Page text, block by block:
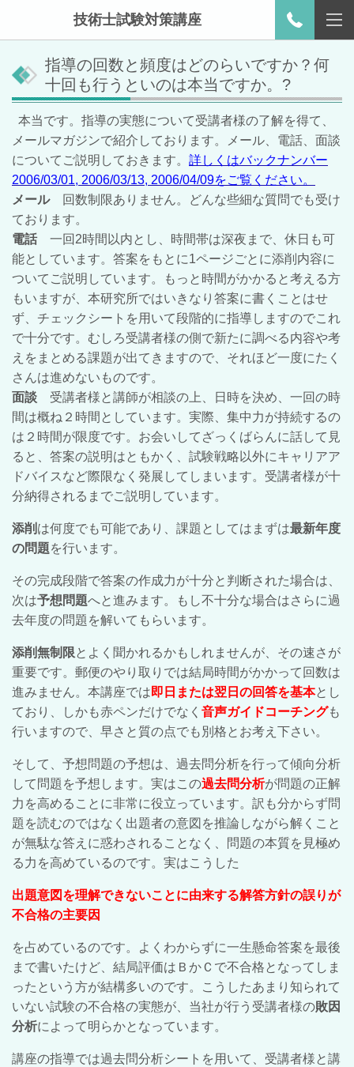
技術士試験対策講座
指導の回数と頻度はどのらいですか？何
十回も行うといのは本当ですか。?
本当です。指導の実態について受講者様の了解を得て、
メールマガジンで紹介しております。メール、電話、面談
についてご説明しておきます。 詳しくはバックナンバー
2006/03/01, 2006/03/13, 2006/04/09をご覧ください。
メール回数制限ありません。どんな些細な質問でも受け
ております。
電話一回2時間以内とし、時間帯は深夜まで、休日も可
能としています。答案をもとに1ページごとに添削内容に
ついてご説明しています。もっと時間がかかると考える方
もいますが、本研究所ではいきなり答案に書くことはせ
ず、チェックシートを用いて段階的に指導しますのでこれ
で十分です。むしろ受講者様の側で新たに調べる内容や考
えをまとめる課題が出てきますので、それほど一度にたく
さんは進めないものです。
面談 受講者様と講師が相談の上、日時を決め、一回の時
間は概ね２時間としています。実際、集中力が持続するの
は２時間が限度です。お会いしてざっくばらんに話して見
ると、答案の説明はともかく、試験戦略以外にキャリアア
ドバイスなど際限なく発展してしまいます。受講者様が十
分納得されるまでご説明しています。
添削 は何度でも可能であり、 課題としてはまずは最新年度
の問題を行います。
その完成段階で答案の作成力が十分と判断された場合は、
次は予想問題へと進みます。もし不十分な場合はさらに過
去年度の問題を解いてもらいます。
添削無制限とよく聞かれるかもしれませんが、その速さが
重要です。郵便のやり取りでは結局時間がかかって回数は
進みません。本講座では即日または翌日の回答を基本とし
ており、しかも赤ペンだけでなく 音声ガイドコーチングも
行いますので、早さと質の点でも別格とお考え下さい。
そして、予想問題の予想は、過去問分析を行って傾向分析
して問題を予想します。実はこの過去問分析が問題の正解
力を高めることに非常に役立っています。訳も分からず問
題を読むのではなく出題者の意図を推論しながら解くこと
が無駄な答えに惑わされることなく、問題の本質を見極め
る力を高めているのです。実はこうした
出題意図を理解できないことに由来する解答方針の誤りが
不合格の主要因
を占めているのです。よくわからずに一生懸命答案を最後
まで書いたけど、結局評価はＢかＣで不合格となってしま
ったという方が結構多いのです。こうしたあまり知られて
いない試験の不合格の実態が、当社が行う受講者様の敗因
分析によって明らかとなっています。
講座の指導では過去問分析シートを用いて、受講者様と講